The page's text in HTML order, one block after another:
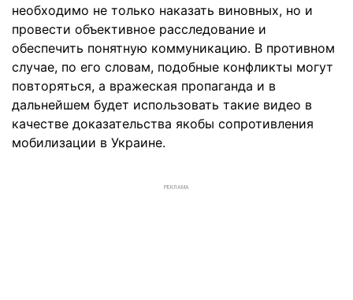
необходимо не только наказать виновных, но и
провести объективное расследование и
обеспечить понятную коммуникацию. В противном
случае, по его словам, подобные конфликты могут
повторяться, а вражеская пропаганда и в
дальнейшем будет использовать такие видео в
качестве доказательства якобы сопротивления
мобилизации в Украине.
РЕКЛАМА